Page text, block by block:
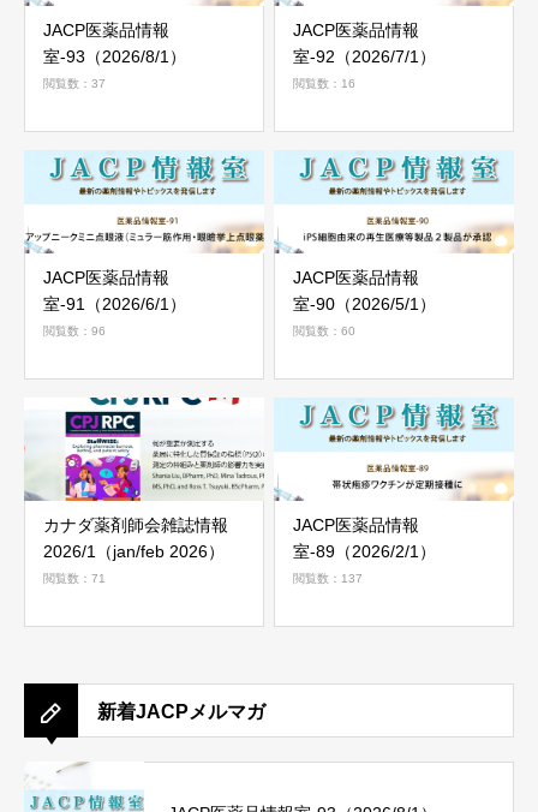
JACP医薬品情報
室-93（2026/8/1）
閲覧数：37
JACP医薬品情報
室-92（2026/7/1）
閲覧数：16
JACP医薬品情報
室-91（2026/6/1）
閲覧数：96
JACP医薬品情報
室-90（2026/5/1）
閲覧数：60
カナダ薬剤師会雑誌情報
2026/1（jan/feb 2026）
閲覧数：71
JACP医薬品情報
室-89（2026/2/1）
閲覧数：137
新着JACPメルマガ